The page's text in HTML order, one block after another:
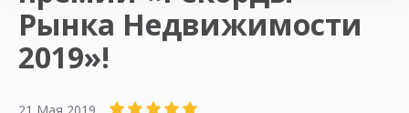
Рынка Недвижимости
2019»!
21 Мая 2019